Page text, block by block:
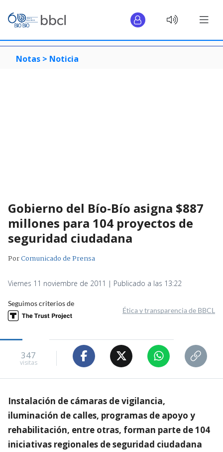
Notas > Noticia
Gobierno del Bío-Bío asigna $887
millones para 104 proyectos de
seguridad ciudadana
PorComunicado de Prensa
Viernes 11 noviembre de 2011 | Publicado a las 13:22
Seguimos criterios de
Ética y transparencia de BBCL
347
visitas
Instalación de cámaras de vigilancia,
iluminación de calles, programas de apoyo y
rehabilitación, entre otras, forman parte de 104
iniciativas regionales de seguridad ciudadana